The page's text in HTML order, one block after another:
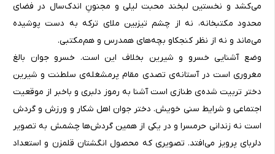
می‌کشد و نخستین لبخند محبت لیلی و مجنونِ اندک‌سال در فضای
محدود مکتبخانه، نه از چشم تیزبین ملای ترکه به دست پوشیده
می‌ماند و نه از نظر کنجکاو بچه‌های همدرس و هم‌مکتبی.
وضع آشنایی خسرو و شیرین بخلاف این است. خسرو جوان بالغ
مغروری است در آستانه‌ی تصدی مقام پرمشغله‌ی سلطنت و شیرین
دختر تربیت شده‌ی طنازی است آشنا به رموز دلبری و باخبر از موقعیت
اجتماعی و شرایط سنی خویش. دختر جوان اهل شکار و ورزش و گردش
است نه زندانی حرمسرا و در یکی از همین گردش‌ها چشمش به تصویر
دلربای پرویز می‌افتد. تصویری که محصول انگشتان قلمزن و استعداد